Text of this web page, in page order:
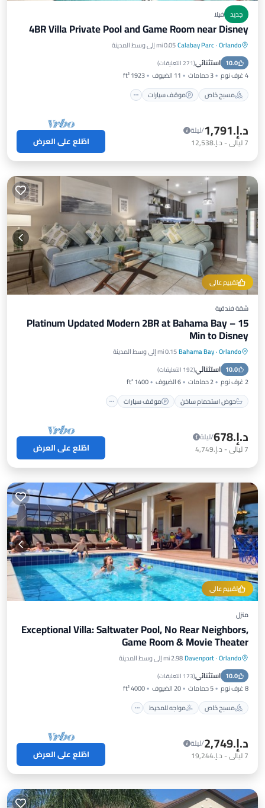
جديد فيلا
4BR Villa Private Pool and Game Room near Disney
Orlando
·
Calabay Parc0.05 mi إلى وسط المدينة
10.0 استثنائي(271 التعليقات )
4 غرف نوم 3 حمامات 11 الضيوف
1923 ft²
مسبح خاص
موقف سيارات
مسبح خاص موقف سيارات
إطلالة على المحيط
د.إ.‏1,791
/ليلة
7ليالي- د.إ.‏12,538 اطّلع على العرض
تقييم عالي
شقة فندقية
Platinum Updated Modern 2BR at Bahama Bay – 15
Min to Disney
Orlando
·
Bahama Bay0.15 mi إلى وسط المدينة
10.0 استثنائي(192 التعليقات )
2 غرف نوم 2 حمامات 6 الضيوف
1400 ft²
حوض استحمام ساخن
موقف سيارات
حوض استحمام ساخن
موقف سيارات
مسبح
إطلالة على المحيط
د.إ.‏678
/ليلة
7ليالي- د.إ.‏4,749 اطّلع على العرض
تقييم عالي
منزل
Exceptional Villa: Saltwater Pool, No Rear Neighbors,
Game Room & Movie Theater
Orlando
·
Davenport2.98 mi إلى وسط المدينة
10.0 استثنائي(173 التعليقات )
8 غرف نوم 5 حمامات 20 الضيوف
4000 ft²
مسبح خاص
مواجه للمحيط
مسبح خاص
مواجه للمحيط
حوض استحمام ساخن
د.إ.‏2,749
/ليلة
7ليالي- د.إ.‏19,244 اطّلع على العرض